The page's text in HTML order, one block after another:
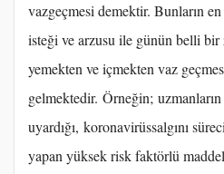
vazgeçmesi demektir. Bunların
isteği ve arzusu ile günün belli
yemekten ve içmekten vaz
gelmektedir. Örneğin; uzmanların
uyardığı, koronavirüssalgını
yapan yüksek risk faktörlü